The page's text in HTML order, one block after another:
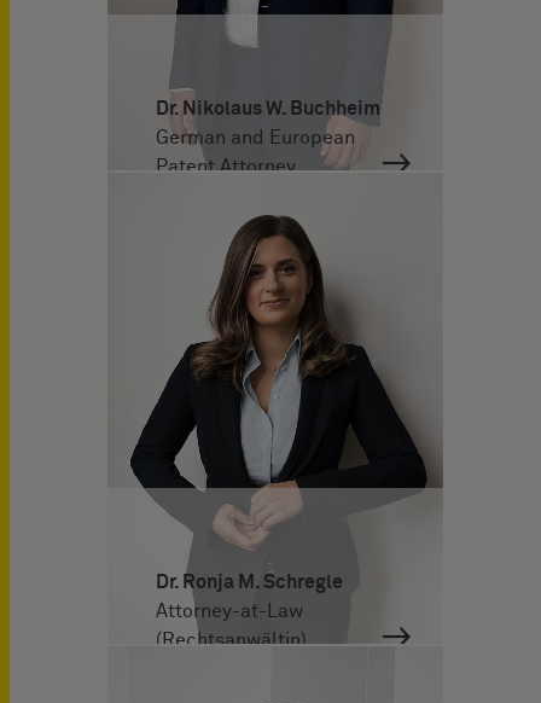
Dr. Nikolaus W. Buchheim
German and European
Patent Attorney
Dr. Ronja M. Schregle
Attorney-at-Law
(Rechtsanwältin)